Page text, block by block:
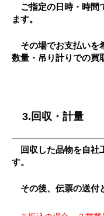
ご指定の日時・時間
ます。
その場でお支払いを
数量・吊り計りでの買
3.回収・計量
回収した品物を自社
す。
その後、伝票の送付